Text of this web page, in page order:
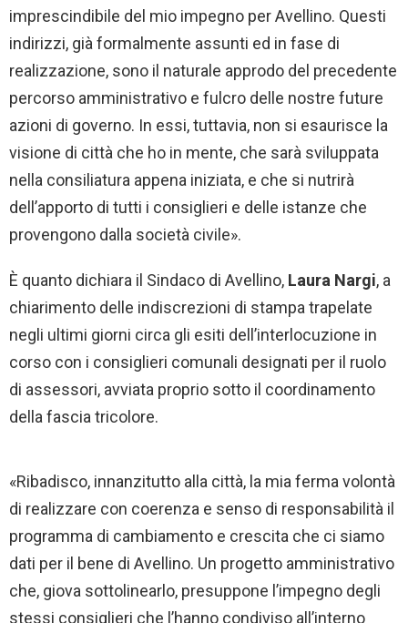
imprescindibile del mio impegno per Avellino. Questi
indirizzi, già formalmente assunti ed in fase di
realizzazione, sono il naturale approdo del precedente
percorso amministrativo e fulcro delle nostre future
azioni di governo. In essi, tuttavia, non si esaurisce la
visione di città che ho in mente, che sarà sviluppata
nella consiliatura appena iniziata, e che si nutrirà
dell’apporto di tutti i consiglieri e delle istanze che
provengono dalla società civile».
È quanto dichiara il Sindaco di Avellino, Laura Nargi, a
chiarimento delle indiscrezioni di stampa trapelate
negli ultimi giorni circa gli esiti dell’interlocuzione in
corso con i consiglieri comunali designati per il ruolo
di assessori, avviata proprio sotto il coordinamento
della fascia tricolore.
«Ribadisco, innanzitutto alla città, la mia ferma volontà
di realizzare con coerenza e senso di responsabilità il
programma di cambiamento e crescita che ci siamo
dati per il bene di Avellino. Un progetto amministrativo
che, giova sottolinearlo, presuppone l’impegno degli
stessi consiglieri che l’hanno condiviso all’interno